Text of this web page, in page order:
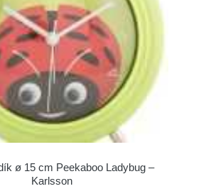
ø 15 cm Peekaboo Ladybug –
Karlsson